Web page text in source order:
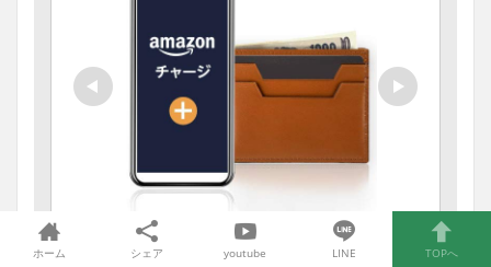
ホーム シェア youtube LINE TOPへ